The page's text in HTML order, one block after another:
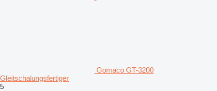
Gomaco GT-3200
Gleitschalungsfertiger
5